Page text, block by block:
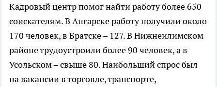
Кадровый центр помог найти работу более 650
соискателям. В Ангарске работу получили около
170 человек, в Братске – 127. В Нижнеилимском
районе трудоустроили более 90 человек, а в
Усольском – свыше 80. Наибольший спрос был
на вакансии в торговле, транспорте,